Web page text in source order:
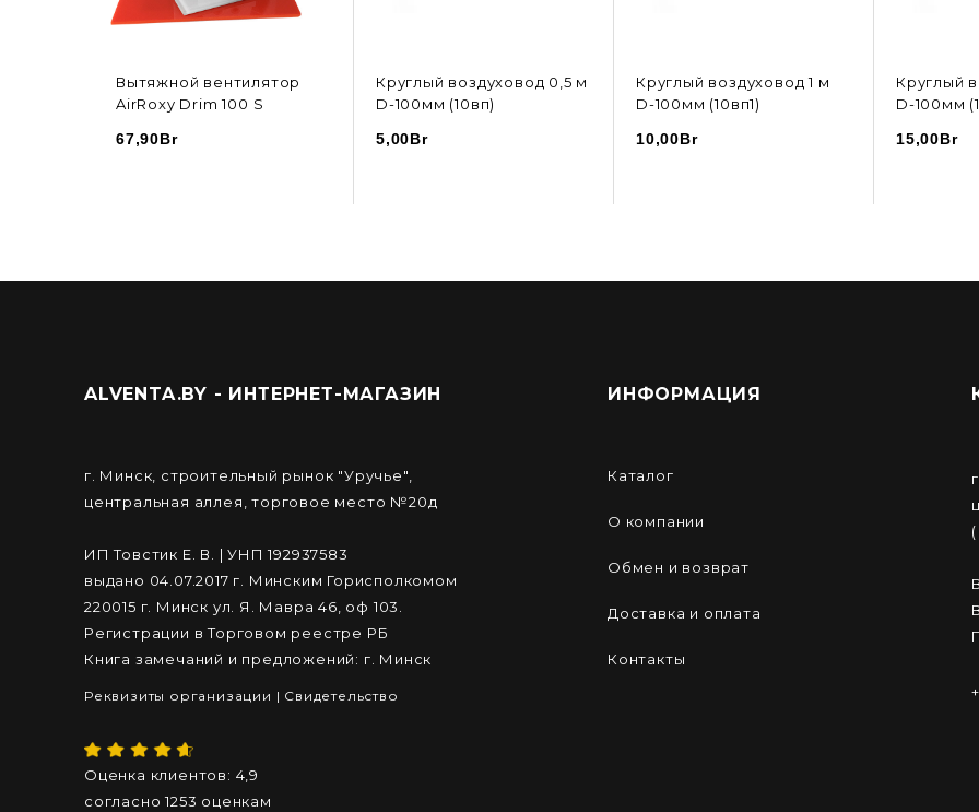
Вытяжной вентилятор
AirRoxy Drim 100 S
67,90Br
Круглый воздуховод 0,5 м
D-100мм (10вп)
5,00Br
Круглый воздуховод 1 м
D-100мм (10вп1)
10,00Br
Круглый
D-100мм
15,00Br
ALVENTA.BY - ИНТЕРНЕТ-МАГАЗИН
г. Минск, строительный рынок "Уручье",
центральная аллея, торговое место №20д
ИП Товстик Е. В. | УНП 192937583
выдано 04.07.2017 г. Минским Горисполкомом
220015 г. Минск ул. Я. Мавра 46, оф 103.
Регистрации в Торговом реестре РБ
Книга замечаний и предложений: г. Минск
Реквизиты организации | Cвидетельство
Оценка клиентов: 4,9
согласно1253 оценкам
ИНФОРМАЦИЯ
Каталог
О компании
Обмен и возврат
Доставка и оплата
Контакты